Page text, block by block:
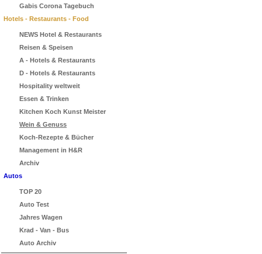
Gabis Corona Tagebuch
Hotels - Restaurants - Food
NEWS Hotel & Restaurants
Reisen & Speisen
A - Hotels & Restaurants
D - Hotels & Restaurants
Hospitality weltweit
Essen & Trinken
Kitchen Koch Kunst Meister
Wein & Genuss
Koch-Rezepte & Bücher
Management in H&R
Archiv
Autos
TOP 20
Auto Test
Jahres Wagen
Krad - Van - Bus
Auto Archiv